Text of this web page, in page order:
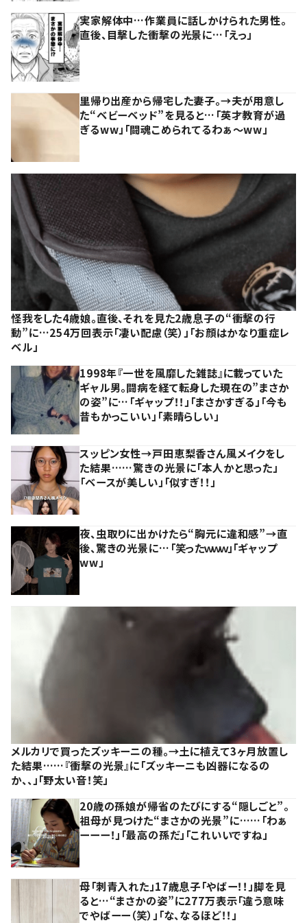
実家解体中…作業員に話しかけられた男性。
直後、目撃した衝撃の光景に…「えっ」
里帰り出産から帰宅した妻子。→夫が用意し
た“ベビーベッド”を見ると…「英才教育が過
ぎるww」「闘魂こめられてるわぁ～ww」
怪我をした4歳娘。直後、それを見た2歳息子の“衝撃の行
動”に…254万回表示「凄い配慮（笑）」「お顔はかなり重症レ
ベル」
1998年『一世を風靡した雑誌』に載っていた
ギャル男。闘病を経て転身した現在の”まさか
の姿”に…「ギャップ！！」「まさかすぎる」「今も
昔もかっこいい」「素晴らしい」
スッピン女性→戸田恵梨香さん風メイクをし
た結果……驚きの光景に「本人かと思った」
「ベースが美しい」「似すぎ！！」
夜、虫取りに出かけたら“胸元に違和感”→直
後、驚きの光景に…「笑ったｗｗｗ」「ギャップ
ww」
メルカリで買ったズッキーニの種。→土に植えて3ヶ月放置し
た結果……『衝撃の光景』に「ズッキーニも凶器になるの
か、、」「野太い音！笑」
20歳の孫娘が帰省のたびにする“隠しごと”。
祖母が見つけた“まさかの光景”に……「わぁ
ーーー！」「最高の孫だ」「これいいですね」
母「刺青入れた」17歳息子「やばー！！」脚を見
ると…“まさかの姿”に277万表示「違う意味
でやばーー（笑）」「な、なるほど！！」